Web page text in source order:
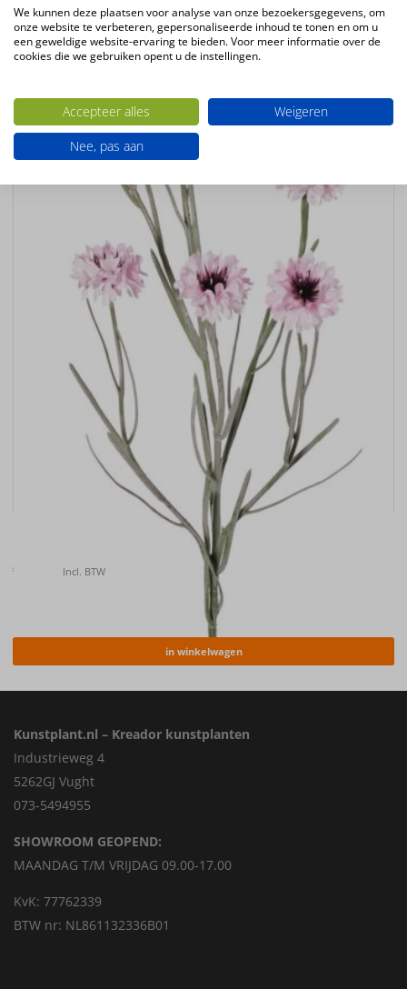
Kunstbloem Korenbloem (Centaurea cyanus) , 66cm
€ Incl. BTW
in winkelwagen
Kunstplant.nl – Kreador kunstplanten
Industrieweg 4
5262GJ Vught
073-5494955
SHOWROOM GEOPEND:
MAANDAG T/M VRIJDAG 09.00-17.00
KvK: 77762339
BTW nr: NL861132336B01
We kunnen deze plaatsen voor analyse van onze bezoekersgegevens, om
onze website te verbeteren, gepersonaliseerde inhoud te tonen en om u
een geweldige website-ervaring te bieden. Voor meer informatie over de
cookies die we gebruiken opent u de instellingen.
Accepteer alles
Weigeren
Nee, pas aan